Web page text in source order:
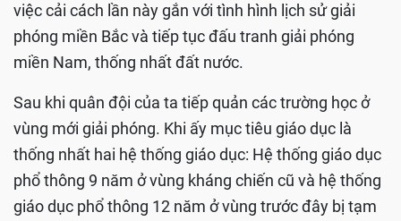
việc cải cách lần này gắn với tình hình lịch sử giải
phóng miền Bắc và tiếp tục đấu tranh giải phóng
miền Nam, thống nhất đất nước.
Sau khi quân đội của ta tiếp quản các trường học ở
vùng mới giải phóng. Khi ấy mục tiêu giáo dục là
thống nhất hai hệ thống giáo dục: Hệ thống giáo dục
phổ thông 9 năm ở vùng kháng chiến cũ và hệ thống
giáo dục phổ thông 12 năm ở vùng trước đây bị tạm